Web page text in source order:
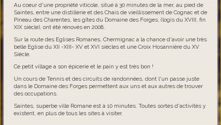
Au coeur d'une propriété viticole, situé à 30 minutes de la mer, au pied de
Saintes, entre une distillerie et des Chais de vieillissement de Cognac et de
Pineau des Charentes, les gîtes du Domaine des Forges, (logis du XVIII, fin
XIX siècle), ont été rénovés en 2008.
Sur la route des Eglises Romanes, Chermignac a la chance d'avoir une très
belle Eglise du XII -XIII- XV et XVI siècles et une Croix Hosannière du XV
Siècle.
Ce petit village a son épicerie et le pain y est très bon !
Un cours de Tennis et des circuits de randonnées, dont l'un passe juste
dans le Domaine des Forges permettent aux uns et aux autres de trouver
des occupations.
Saintes, superbe ville Romane est à 10 minutes. Toutes sortes d'activités y
existent, en plus de tous les sites à visiter.